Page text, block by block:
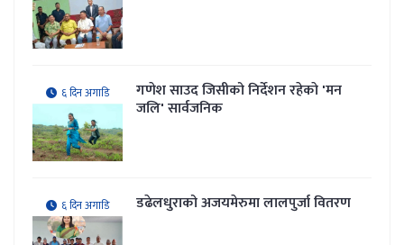
६ दिन अगाडि गणेश साउद जिसीको निर्देशन रहेकाे 'मन
जलि' सार्वजनिक
६ दिन अगाडि डढेलधुराको अजयमेरुमा लालपुर्जा वितरण